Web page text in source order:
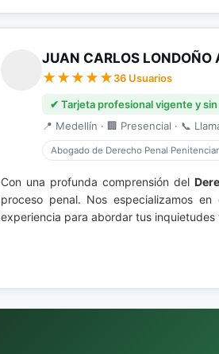
JUAN CARLOS LONDOÑO
36 Usuarios
✔ Tarjeta profesional vigente y
📍 Medellín · 🏢 Presencial · 📞
Abogado de Derecho Penal
Con una profunda comprensión del
proceso penal. Nos especializamos
experiencia para abordar tus